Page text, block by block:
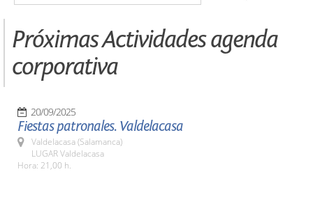
Próximas Actividades agenda
corporativa
20/09/2025
Fiestas patronales. Valdelacasa
Valdelacasa (Salamanca)
LUGAR Valdelacasa
Hora: 21,00 h.